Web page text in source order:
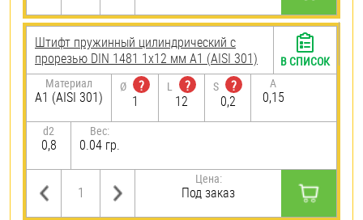
Штифт пружинный цилиндрический с
прорезью DIN 1481 1х12 мм А1 (AISI 301)
Материал
А1 (AISI 301)
Ø
?
1
L
?
12
S
?
0,2
A
0,15
d2
0,8
Вес:
0.04 гр.
Цена:
Под заказ
В СПИСОК